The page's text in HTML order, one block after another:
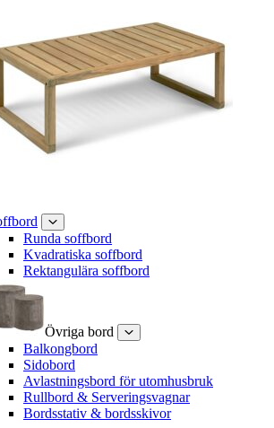
Runda soffbord
Kvadratiska soffbord
Rektangulära soffbord
Övriga bord
Balkongbord
Sidobord
Avlastningsbord för utomhusbruk
Rullbord & Serveringsvagnar
Bordsstativ & bordsskivor